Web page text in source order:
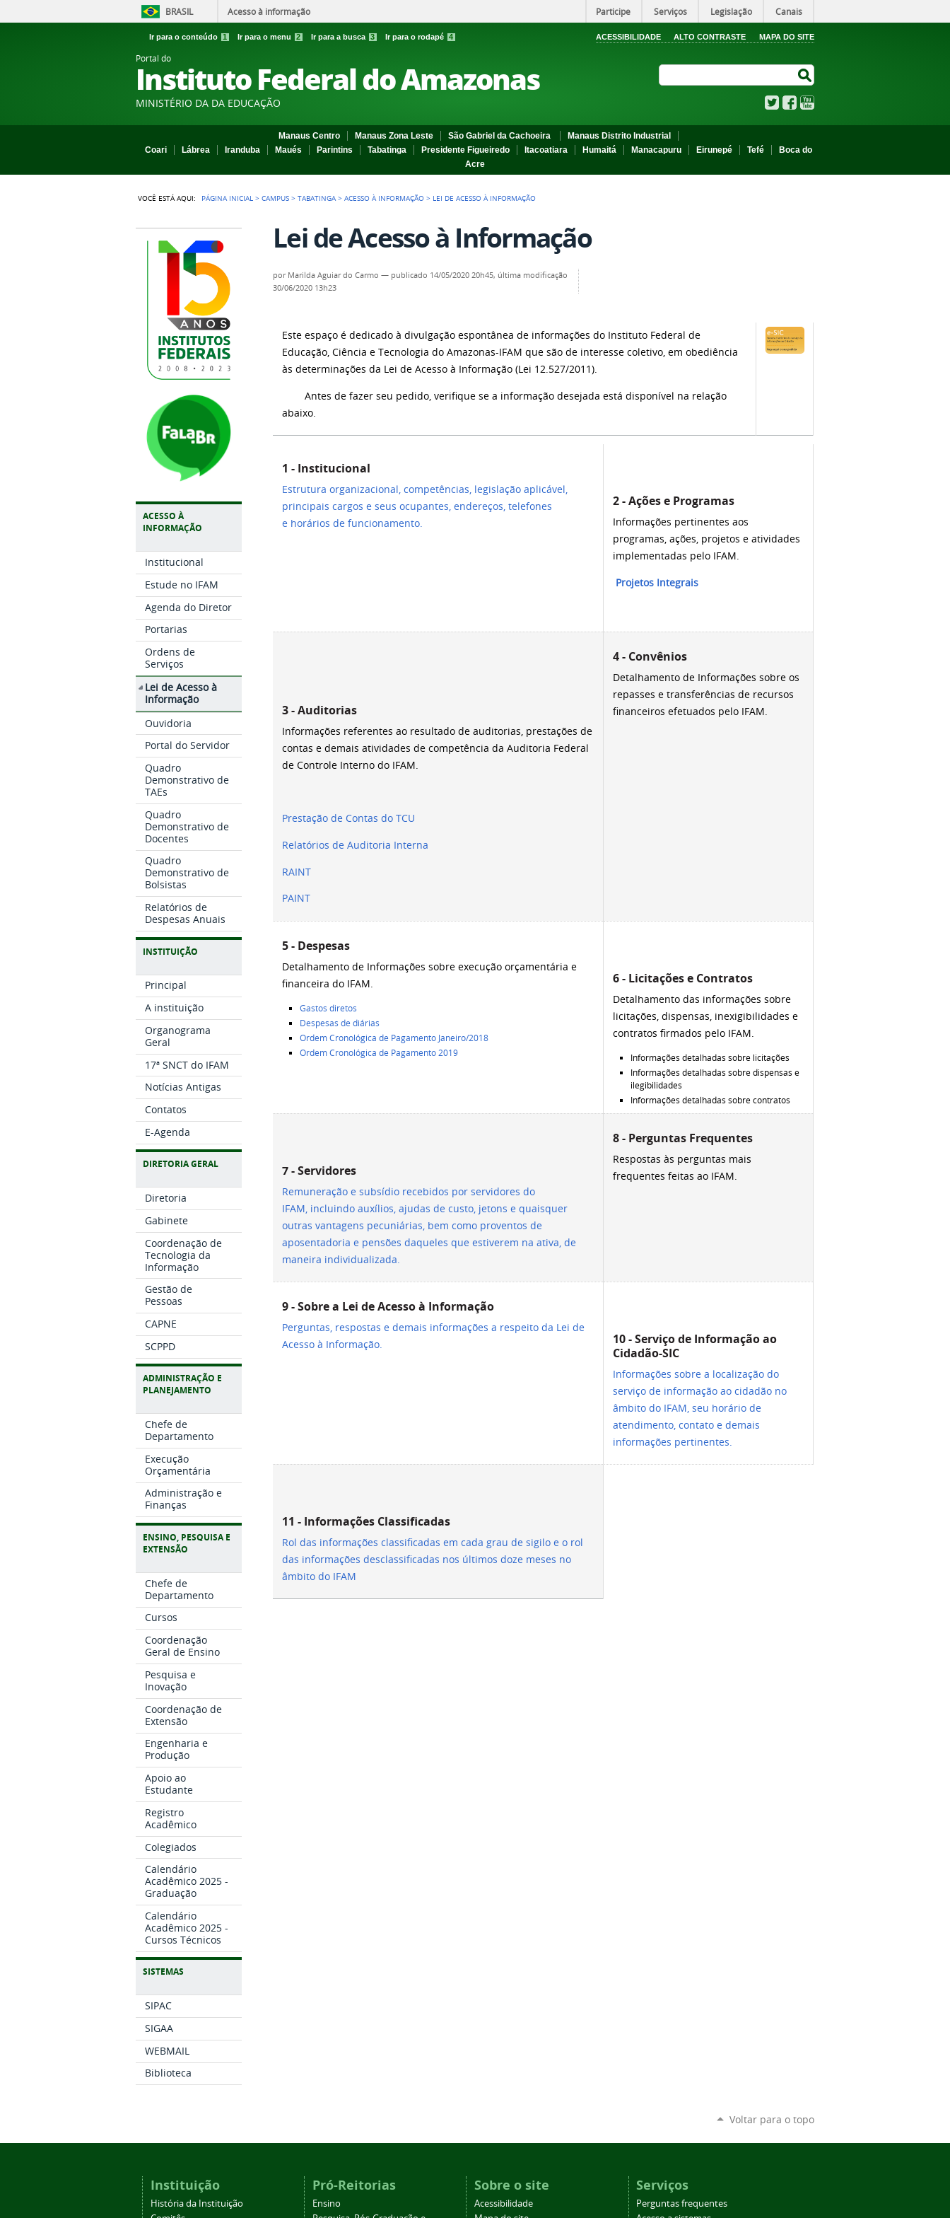
BRASIL Acesso à informação Participe Serviços Legislação Canais
Ir para o conteúdo 1 Ir para o menu 2 Ir para a busca 3 Ir para o rodapé 4 ACESSIBILIDADE ALTO CONTRASTE MAPA DO SITE
Portal do
Instituto Federal do Amazonas
MINISTÉRIO DA DA EDUCAÇÃO TwitterFacebook
Manaus Centro Manaus Zona Leste São Gabriel da Cachoeira
Manaus Distrito Industrial
Coari
Lábrea Iranduba Maués Parintins Tabatinga Presidente Figueiredo Itacoatiara Humaitá Manacapuru Eirunepé Tefé
Boca do
Acre
VOCÊ ESTÁ AQUI: PÁGINA INICIAL >CAMPUS >TABATINGA >ACESSO À INFORMAÇÃO > LEI DE ACESSO À INFORMAÇÃO
ACESSO À
INFORMAÇÃO
Institucional
Estude no IFAM
Agenda do Diretor
Portarias
Ordens de
Serviços
Lei de Acesso à
Informação
Ouvidoria
Portal do Servidor
Quadro
Demonstrativo de
TAEs
Quadro
Demonstrativo de
Docentes
Quadro
Demonstrativo de
Bolsistas
Relatórios de
Despesas Anuais
INSTITUIÇÃO
Principal
A instituição
Organograma
Geral
17ª SNCT do IFAM
Notícias Antigas
Contatos
E-Agenda
DIRETORIA GERAL
Diretoria
Gabinete
Coordenação de
Tecnologia da
Informação
Gestão de
Pessoas
CAPNE
SCPPD
ADMINISTRAÇÃO E
PLANEJAMENTO
Chefe de
Departamento
Execução
Orçamentária
Administração e
Finanças
ENSINO, PESQUISA E
EXTENSÃO
Chefe de
Departamento
Cursos
Coordenação
Geral de Ensino
Pesquisa e
Inovação
Coordenação de
Extensão
Engenharia e
Produção
Apoio ao
Estudante
Registro
Acadêmico
Colegiados
Calendário
Acadêmico 2025 -
Graduação
Calendário
Acadêmico 2025 -
Cursos Técnicos
SISTEMAS
SIPAC
SIGAA
WEBMAIL
Biblioteca
Lei de Acesso à Informação
por Marilda Aguiar do Carmo — publicado 14/05/2020 20h45, última modificação
30/06/2020 13h23
Este espaço é dedicado à divulgação espontânea de informações do Instituto Federal de
Educação, Ciência e Tecnologia do Amazonas-IFAM que são de interesse coletivo, em obediência
às determinações da Lei de Acesso à Informação (Lei 12.527/2011).
Antes de fazer seu pedido, verifique se a informação desejada está disponível na relação
abaixo.
1 - Institucional
Estrutura organizacional, competências, legislação aplicável,
principais cargos e seus ocupantes, endereços, telefones
e horários de funcionamento.
2 - Ações e Programas
Informações pertinentes aos
programas, ações, projetos e atividades
implementadas pelo IFAM.
Projetos Integrais
3 - Auditorias
Informações referentes ao resultado de auditorias, prestações de
contas e demais atividades de competência da Auditoria Federal
de Controle Interno do IFAM.
Prestação de Contas do TCU
Relatórios de Auditoria Interna
RAINT
PAINT
4 - Convênios
Detalhamento de Informações sobre os
repasses e transferências de recursos
financeiros efetuados pelo IFAM.
5 - Despesas
Detalhamento de Informações sobre execução orçamentária e
financeira do IFAM.
Gastos diretos
Despesas de diárias
Ordem Cronológica de Pagamento Janeiro/2018
Ordem Cronológica de Pagamento 2019
6 - Licitações e Contratos
Detalhamento das informações sobre
licitações, dispensas, inexigibilidades e
contratos firmados pelo IFAM.
Informações detalhadas sobre licitações
Informações detalhadas sobre dispensas e
ilegibilidades
Informações detalhadas sobre contratos
7 - Servidores
Remuneração e subsídio recebidos por servidores do
IFAM, incluindo auxílios, ajudas de custo, jetons e quaisquer
outras vantagens pecuniárias, bem como proventos de
aposentadoria e pensões daqueles que estiverem na ativa, de
maneira individualizada.
8 - Perguntas Frequentes
Respostas às perguntas mais
frequentes feitas ao IFAM.
9 - Sobre a Lei de Acesso à Informação
Perguntas, respostas e demais informações a respeito da Lei de
Acesso à Informação.
10 - Serviço de Informação ao
Cidadão-SIC
Informações sobre a localização do
serviço de informação ao cidadão no
âmbito do IFAM, seu horário de
atendimento, contato e demais
informações pertinentes.
11 - Informações Classificadas
Rol das informações classificadas em cada grau de sigilo e o rol
das informações desclassificadas nos últimos doze meses no
âmbito do IFAM
Voltar para o topo
Instituição
História da Instituição
Pró-Reitorias
Ensino
Sobre o site
Acessibilidade
Serviços
Perguntas frequentes